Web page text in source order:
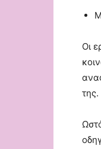
Οι
της.